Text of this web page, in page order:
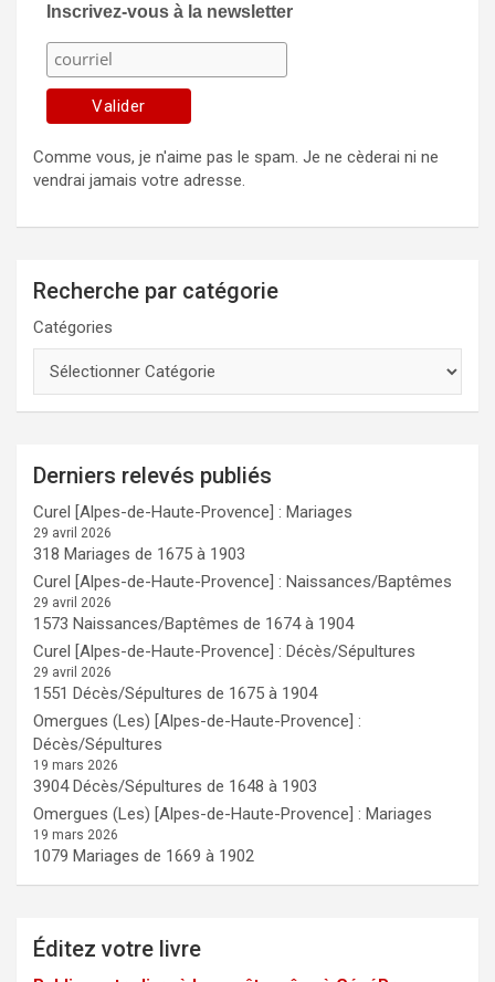
Inscrivez-vous à la newsletter
Comme vous, je n'aime pas le spam. Je ne cèderai ni ne
vendrai jamais votre adresse.
Recherche par catégorie
Catégories
Derniers relevés publiés
Curel [Alpes-de-Haute-Provence] : Mariages
29 avril 2026
318 Mariages de 1675 à 1903
Curel [Alpes-de-Haute-Provence] : Naissances/Baptêmes
29 avril 2026
1573 Naissances/Baptêmes de 1674 à 1904
Curel [Alpes-de-Haute-Provence] : Décès/Sépultures
29 avril 2026
1551 Décès/Sépultures de 1675 à 1904
Omergues (Les) [Alpes-de-Haute-Provence] :
Décès/Sépultures
19 mars 2026
3904 Décès/Sépultures de 1648 à 1903
Omergues (Les) [Alpes-de-Haute-Provence] : Mariages
19 mars 2026
1079 Mariages de 1669 à 1902
Éditez votre livre